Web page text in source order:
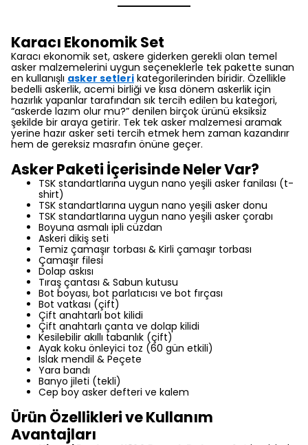
Karacı Ekonomik Set
Karacı ekonomik set, askere giderken gerekli olan temel
asker malzemelerini uygun seçeneklerle tek pakette sunan
en kullanışlı asker setleri kategorilerinden biridir. Özellikle
bedelli askerlik, acemi birliği ve kısa dönem askerlik için
hazırlık yapanlar tarafından sık tercih edilen bu kategori,
“askerde lazım olur mu?” denilen birçok ürünü eksiksiz
şekilde bir araya getirir. Tek tek asker malzemesi aramak
yerine hazır asker seti tercih etmek hem zaman kazandırır
hem de gereksiz masrafın önüne geçer.
Asker Paketi İçerisinde Neler Var?
TSK standartlarına uygun nano yeşili asker fanilası (t-
shirt)
TSK standartlarına uygun nano yeşili asker donu
TSK standartlarına uygun nano yeşili asker çorabı
Boyuna asmalı ipli cüzdan
Askeri dikiş seti
Temiz çamaşır torbası & Kirli çamaşır torbası
Çamaşır filesi
Dolap askısı
Tıraş çantası & Sabun kutusu
Bot boyası, bot parlatıcısı ve bot fırçası
Bot vatkası (çift)
Çift anahtarlı bot kilidi
Çift anahtarlı çanta ve dolap kilidi
Kesilebilir akıllı tabanlık (çift)
Ayak koku önleyici toz (60 gün etkili)
Islak mendil & Peçete
Yara bandı
Banyo jileti (tekli)
Cep boy asker defteri ve kalem
Ürün Özellikleri ve Kullanım
Avantajları